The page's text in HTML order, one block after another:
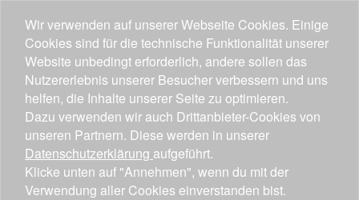
Wir verwenden auf unserer Webseite Cookies. Einige
Cookies sind für die technische Funktionalität unserer
Website unbedingt erforderlich, andere sollen das
Nutzererlebnis unserer Besucher verbessern und uns
helfen, die Inhalte unserer Seite zu optimieren.
Dazu verwenden wir auch Drittanbieter-Cookies von
unseren Partnern. Diese werden in unserer
Datenschutzerklärung aufgeführt.
Klicke unten auf "Annehmen", wenn du mit der
Verwendung aller Cookies einverstanden bist.